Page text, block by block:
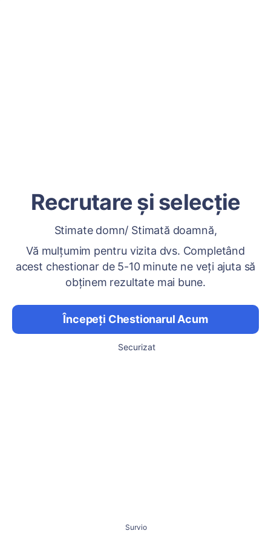
Recrutare și selecție
Stimate domn/ Stimată doamnă,
Vă mulțumim pentru vizita dvs. Completând
acest chestionar de 5-10 minute ne veți ajuta să
obținem rezultate mai bune.
Începeți Chestionarul Acum
Securizat
Survio